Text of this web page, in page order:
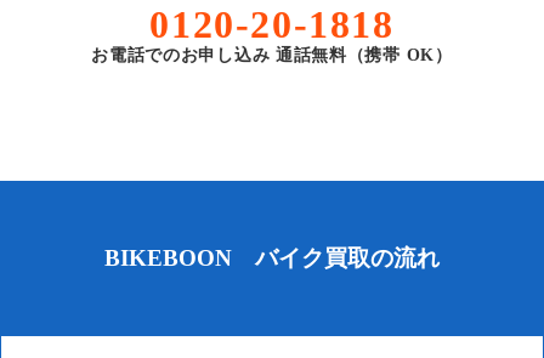
0120-20-1818
お電話でのお申し込み 通話無料（携帯 OK）
BIKEBOON バイク買取の流れ